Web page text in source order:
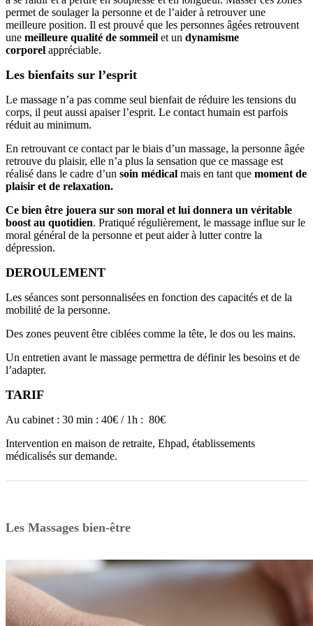
permet de soulager la personne et de l’aider à retrouver une
meilleure position. Il est prouvé que les personnes âgées retrouvent
une meilleure qualité de sommeil et un dynamisme
corporel appréciable.
Les bienfaits sur l’esprit
Le massage n’a pas comme seul bienfait de réduire les tensions du
corps, il peut aussi apaiser l’esprit. Le contact humain est parfois
réduit au minimum.
En retrouvant ce contact par le biais d’un massage, la personne âgée
retrouve du plaisir, elle n’a plus la sensation que ce massage est
réalisé dans le cadre d’un soin médical mais en tant que moment de
plaisir et de relaxation.
Ce bien être jouera sur son moral et lui donnera un véritable
boost au quotidien. Pratiqué régulièrement, le massage influe sur le
moral général de la personne et peut aider à lutter contre la
dépression.
DEROULEMENT
Les séances sont personnalisées en fonction des capacités et de la
mobilité de la personne.
Des zones peuvent être ciblées comme la tête, le dos ou les mains.
Un entretien avant le massage permettra de définir les besoins et de
l’adapter.
TARIF
Au cabinet : 30 min : 40€ / 1h : 80€
Intervention en maison de retraite, Ehpad, établissements
médicalisés sur demande.
Les Massages bien-être